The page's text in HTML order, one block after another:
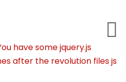
have some jquery.js
after the revolution files js